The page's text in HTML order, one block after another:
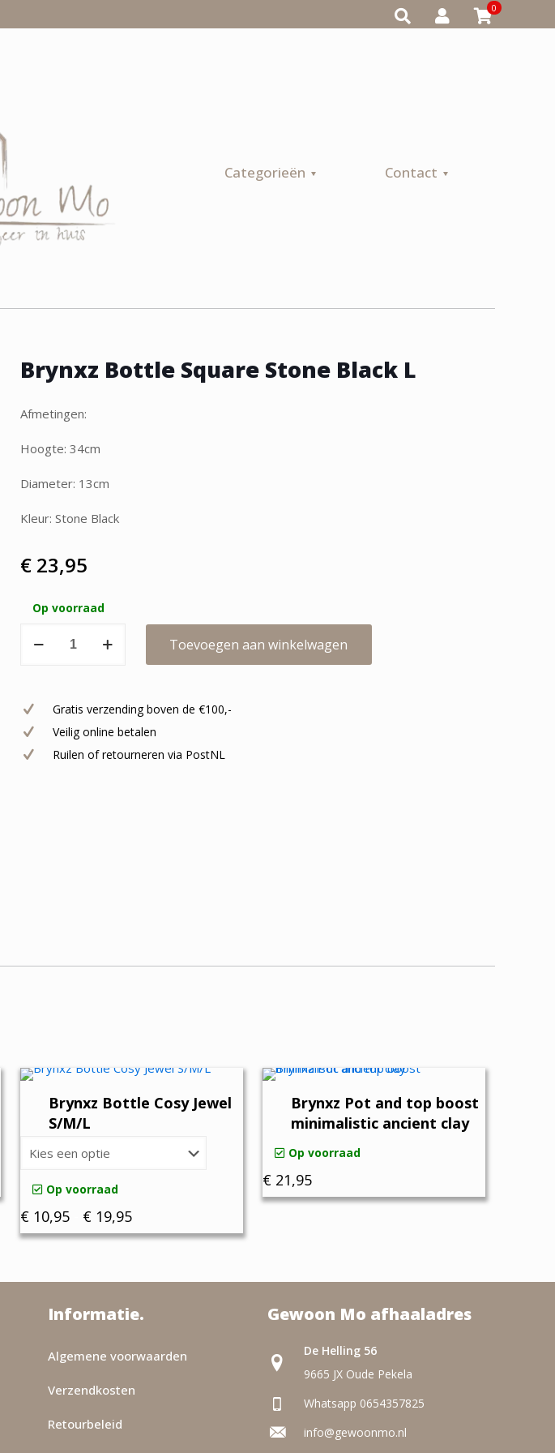
0
Categorieën Contact
Brynxz Bottle Square Stone Black L
Afmetingen:
Hoogte: 34cm
Diameter: 13cm
Kleur: Stone Black
€ 23,95
Op voorraad
Stone
Black
Toevoegen aan winkelwagen
Gratis verzending boven de €100,-
Veilig online betalen
Ruilen of retourneren via PostNL
Brynxz Bottle Cosy Jewel
S/M/L
Op voorraad
€10,95 €19,95Prijsklasse:
€ 10,95
€ 19,95
Dit
meerdere
Deze
gekozen
Brynxz Pot and top boost
minimalistic ancient clay
Op voorraad
€21,95
Informatie.
Algemene voorwaarden
Verzendkosten
Retourbeleid
Gewoon Mo afhaaladres
De Helling 56
9665 JX Oude Pekela
Whatsapp 0654357825
info@gewoonmo.nl